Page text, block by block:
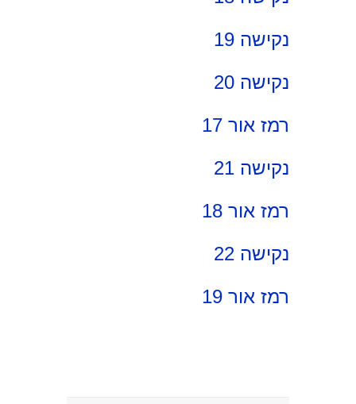
נקישה 19
נקישה 20
רמז אור 17
נקישה 21
רמז אור 18
נקישה 22
רמז אור 19